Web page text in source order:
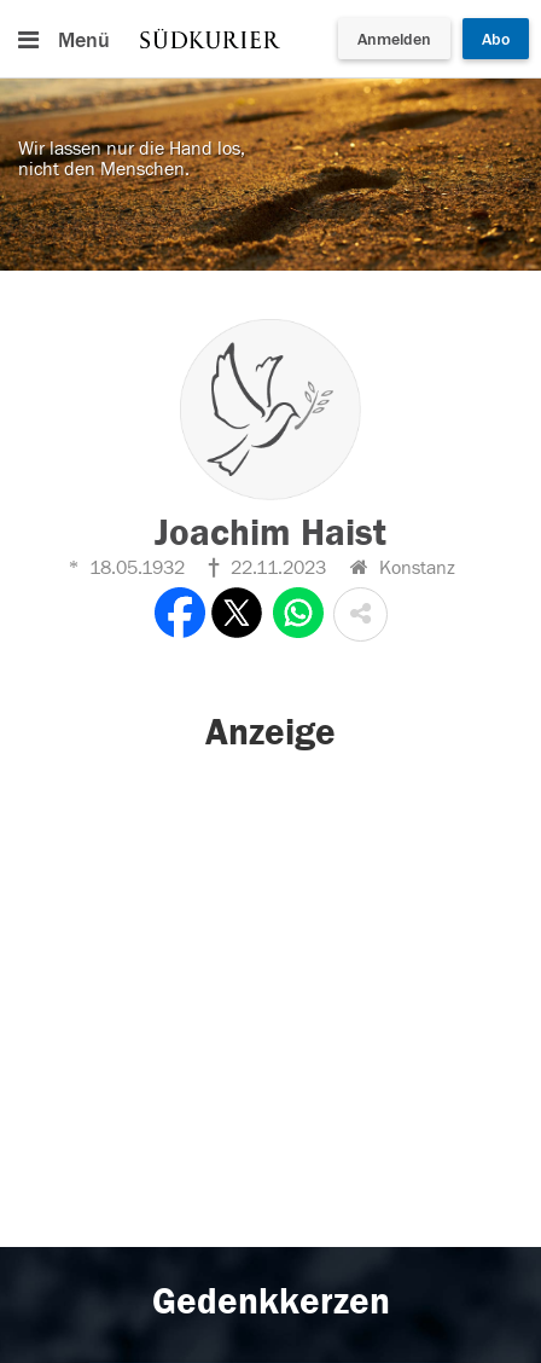
Menü Anmelden Abo
Wir lassen nur die Hand los,
nicht den Menschen.
Joachim Haist
18.05.1932 22.11.2023 Konstanz
Anzeige
Gedenkkerzen